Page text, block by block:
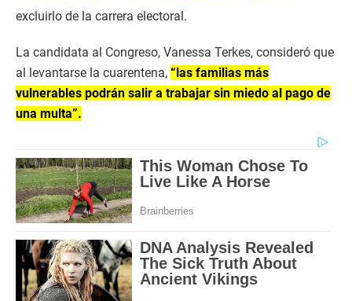
excluirlo de la carrera electoral.
La candidata al Congreso, Vanessa Terkes, consideró que
al levantarse la cuarentena, “las familias más
vulnerables podrán salir a trabajar sin miedo al pago de
una multa”.